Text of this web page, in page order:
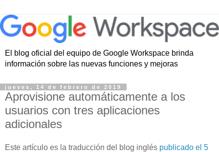
El blog oficial del equipo de Google Workspace brinda
información sobre las nuevas funciones y mejoras
jueves, 14 de febrero de 2019
Aprovisione automáticamente a los
usuarios con tres aplicaciones
adicionales
Este artículo es la traducción del blog inglés publicado el 5